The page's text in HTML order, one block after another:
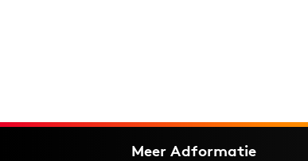
Meer Adformatie